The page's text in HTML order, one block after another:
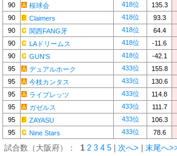
90
桜球会 418位
135.3
90
Claimers 418位
93.3
90
関西FANG牙 418位
64.4
90
LAドリームス 418位
-11.6
90
GUN'S 418位
-42.1
95
デュアルホーク 433位
155.8
95
今枝カンタス 433位
130.6
95
ライプレッツ 433位
114.8
95
ガゼルス 433位
111.7
95
ZAYASU 433位
106.3
95
Nine Stars 433位 78.6
試合数（大阪府）： 1 2 3 4 5 次へ> 末尾へ